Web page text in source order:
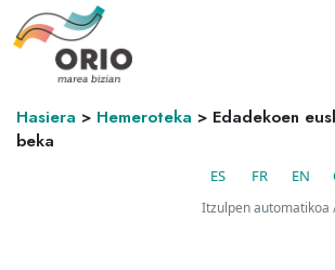
Hasiera > Hemeroteka > Edadekoen
beka
ES FR EN
Itzulpen